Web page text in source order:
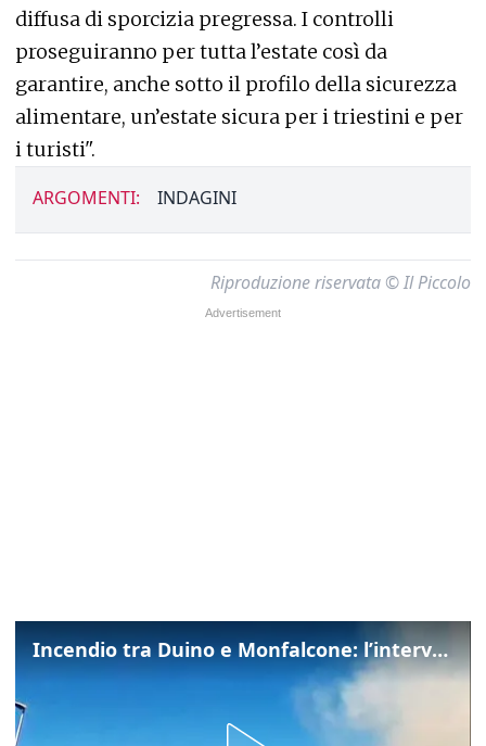
diffusa di sporcizia pregressa. I controlli
proseguiranno per tutta l’estate così da
garantire, anche sotto il profilo della sicurezza
alimentare, un’estate sicura per i triestini e per
i turisti".
ARGOMENTI: INDAGINI
Riproduzione riservata © Il Piccolo
Incendio tra Duino e Monfalcone: l’intervento dei vigili del fuoco